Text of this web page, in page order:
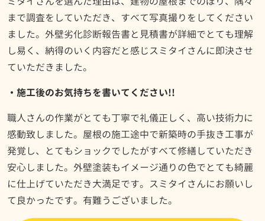
まで調査をしていただき、すべて写真撮りをしてください
ました。外壁劣化診断報告書と見積書が詳細でとても理解
し易く、納得のいく内容だと感じスミタイさんに即決させ
ていただきました。
・施工後のお気持ちを書いてください!!
職人さんの作業がとても丁寧で礼儀正しく、高い技術力に
感動致しました。屋根の施工途中で新築時の手抜き工事が
発覚し、とてもショックでしたがすべて修繕していただき
安心しました。外壁塗装もイメージ通りの色でとても綺麗
に仕上げていただき大満足です。スミタイさんにお願いし
て良かったです。有難うございました。